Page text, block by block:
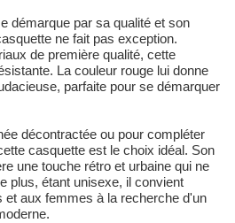
démarque par sa qualité et son
ne fait pas exception.
de première qualité, cette
La couleur rouge lui donne
parfaite pour se démarquer
décontractée ou pour compléter
casquette est le choix idéal. Son
une touche rétro et urbaine qui ne
plus, étant unisexe, il convient
et aux femmes à la recherche d'un